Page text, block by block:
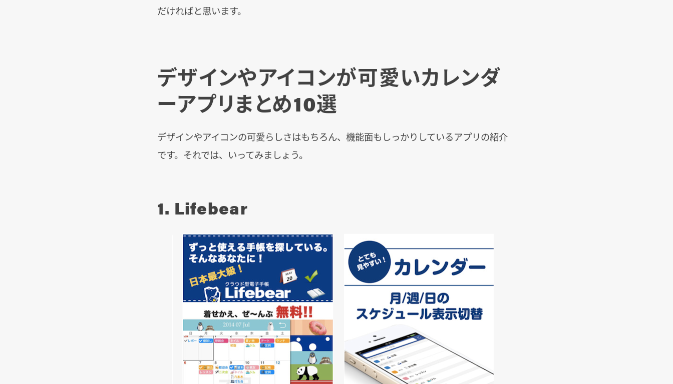
だければと思います。
デザインやアイコンが可愛いカレンダ
ーアプリまとめ10選
デザインやアイコンの可愛らしさはもちろん、機能面もしっかりしているアプリの紹介
です。それでは、いってみましょう。
1. Lifebear